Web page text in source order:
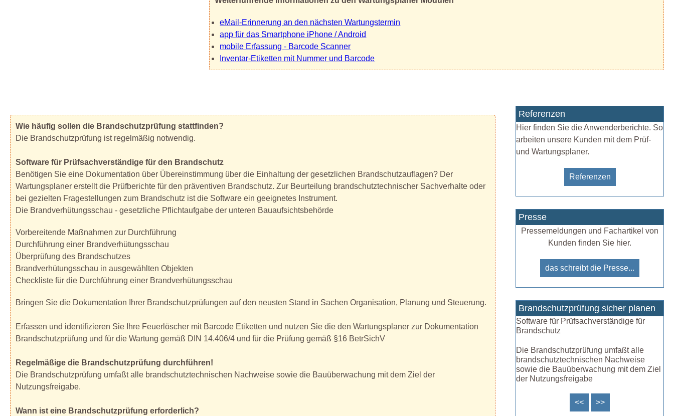
eMail-Erinnerung an den nächsten Wartungstermin
app für das Smartphone iPhone / Android
mobile Erfassung - Barcode Scanner
Inventar-Etiketten mit Nummer und Barcode
Wie häufig sollen die Brandschutzprüfung stattfinden?
Die Brandschutzprüfung ist regelmäßig notwendig.
Software für Prüfsachverständige für den Brandschutz
Benötigen Sie eine Dokumentation über Übereinstimmung über die Einhaltung der gesetzlichen Brandschutzauflagen? Der
Wartungsplaner erstellt die Prüfberichte für den präventiven Brandschutz. Zur Beurteilung brandschutztechnischer Sachverhalte oder
bei gezielten Fragestellungen zum Brandschutz ist die Software ein geeignetes Instrument.
Die Brandverhütungsschau - gesetzliche Pflichtaufgabe der unteren Bauaufsichtsbehörde
Vorbereitende Maßnahmen zur Durchführung
Durchführung einer Brandverhütungsschau
Überprüfung des Brandschutzes
Brandverhütungsschau in ausgewählten Objekten
Checkliste für die Durchführung einer Brandverhütungsschau
Bringen Sie die Dokumentation Ihrer Brandschutzprüfungen auf den neusten Stand in Sachen Organisation, Planung und Steuerung.
Erfassen und identifizieren Sie Ihre Feuerlöscher mit Barcode Etiketten und nutzen Sie die den Wartungsplaner zur Dokumentation
Brandschutzprüfung und für die Wartung gemäß DIN 14.406/4 und für die Prüfung gemäß §16 BetrSichV
Regelmäßige die Brandschutzprüfung durchführen!
Die Brandschutzprüfung umfaßt alle brandschutztechnischen Nachweise sowie die Bauüberwachung mit dem Ziel der
Nutzungsfreigabe.
Wann ist eine Brandschutzprüfung erforderlich?
Referenzen
Hier finden Sie die Anwenderberichte. So
arbeiten unsere Kunden mit dem Prüf-
und Wartungsplaner.
Referenzen
Presse
Pressemeldungen und Fachartikel von
Kunden finden Sie hier.
das schreibt die Presse...
Brandschutzprüfung sicher planen
Software für Prüfsachverständige für
Brandschutz
Die Brandschutzprüfung umfaßt alle
brandschutztechnischen Nachweise
sowie die Bauüberwachung mit dem Ziel
der Nutzungsfreigabe
<< >>